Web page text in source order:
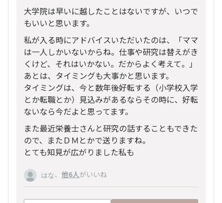
大学院は早いに越したことはないですが、いつで
もいいと思います。
私が入る時にアドバイスいただいたのは、「ママ
は一人しかいないからね。仕事や研究は替えがき
くけど、それはいかない。だからよく考えて。」
あとは、タイミングも大事かと思います。
タイミングは、今と数年後好転する（小学校入学
とか転職とか）見込みがあるならその時に、好転
ないなら今だよと思ってます。
また最近栄養士さんと研究の話することもできた
ので、またＤＭとかで送りますね。
とても知見が広がりました私も
はな、 他6人がいいね